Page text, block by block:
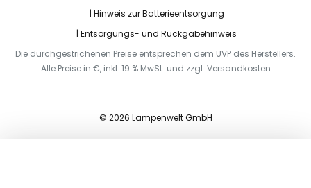
Hinweis zur Batterieentsorgung
Entsorgungs- und Rückgabehinweis
Die durchgestrichenen Preise entsprechen dem UVP des Herstellers.
Alle Preise in €, inkl. 19 % MwSt. und zzgl. Versandkosten
© 2026 Lampenwelt GmbH